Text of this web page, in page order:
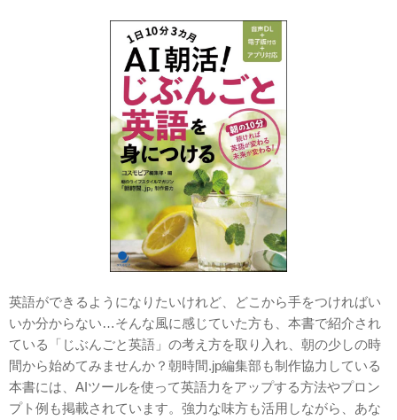
英語ができるようになりたいけれど、どこから手をつければい
いか分からない…そんな風に感じていた方も、本書で紹介され
ている「じぶんごと英語」の考え方を取り入れ、朝の少しの時
間から始めてみませんか？朝時間.jp編集部も制作協力している
本書には、AIツールを使って英語力をアップする方法やプロン
プト例も掲載されています。強力な味方も活用しながら、あな